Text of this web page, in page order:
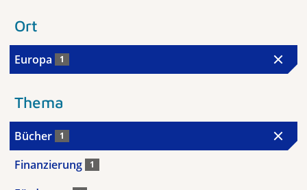
Ort
Europa 1
Thema
Bücher 1
Finanzierung 1